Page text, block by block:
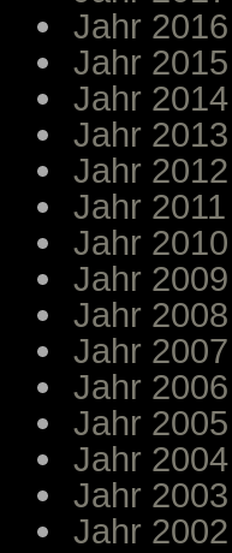
Jahr 2016
Jahr 2015
Jahr 2014
Jahr 2013
Jahr 2012
Jahr 2011
Jahr 2010
Jahr 2009
Jahr 2008
Jahr 2007
Jahr 2006
Jahr 2005
Jahr 2004
Jahr 2003
Jahr 2002